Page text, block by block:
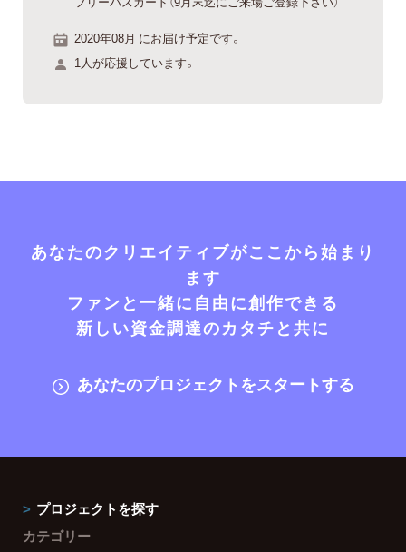
2020年08月 にお届け予定です。
1人が応援しています。
あなたのクリエイティブがここから始まり
ます
ファンと一緒に自由に創作できる
新しい資金調達のカタチと共に
あなたのプロジェクトをスタートする
プロジェクトを探す
カテゴリー